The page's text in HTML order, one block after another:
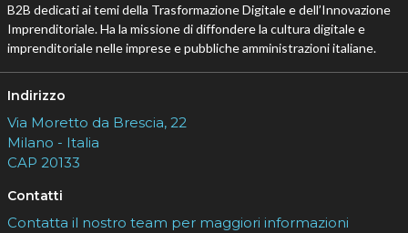
B2B dedicati ai temi della Trasformazione Digitale e dell’Innovazione
Imprenditoriale. Ha la missione di diffondere la cultura digitale e
imprenditoriale nelle imprese e pubbliche amministrazioni italiane.
Indirizzo
Via Moretto da Brescia, 22
Milano - Italia
CAP 20133
Contatti
Contatta il nostro team per maggiori informazioni